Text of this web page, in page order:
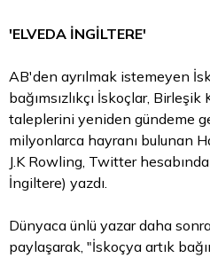
'ELVEDA İNGİLTERE'
AB'den ayrılmak istemeyen
bağımsızlıkçı İskoçlar, Birleşik
taleplerini yeniden gündeme
milyonlarca hayranı bulunan
J.K Rowling, Twitter
İngiltere) yazdı.
Dünyaca ünlü yazar daha
paylaşarak, "İskoçya artık